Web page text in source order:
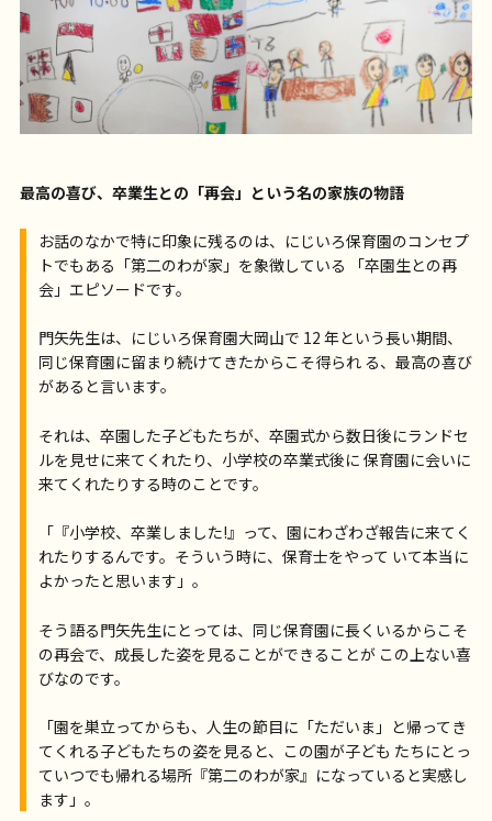
最高の喜び、卒業生との「再会」という名の家族の物語
お話のなかで特に印象に残るのは、にじいろ保育園のコンセプ
トでもある「第二のわが家」を象徴している 「卒園生との再
会」エピソードです。
門矢先生は、にじいろ保育園大岡山で 12 年という長い期間、
同じ保育園に留まり続けてきたからこそ得られ る、最高の喜び
があると言います。
それは、卒園した子どもたちが、卒園式から数日後にランドセ
ルを見せに来てくれたり、小学校の卒業式後に 保育園に会いに
来てくれたりする時のことです。
「『小学校、卒業しました!』って、園にわざわざ報告に来てく
れたりするんです。そういう時に、保育士をやって いて本当に
よかったと思います」。
そう語る門矢先生にとっては、同じ保育園に長くいるからこそ
の再会で、成長した姿を見ることができることが この上ない喜
びなのです。
「園を巣立ってからも、人生の節目に「ただいま」と帰ってき
てくれる子どもたちの姿を見ると、この園が子ども たちにとっ
ていつでも帰れる場所『第二のわが家』になっていると実感し
ます」。